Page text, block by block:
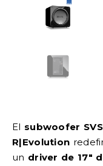
El subwoofer
R|Evolution
un driver de 17″